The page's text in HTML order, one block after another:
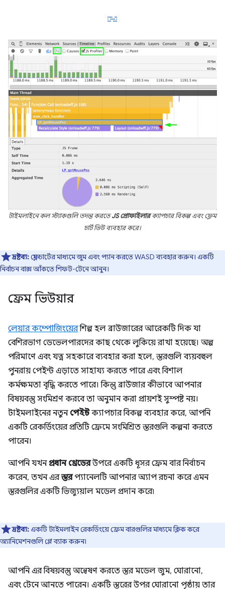
টাইমলাইনে কল স্ট্যাকগুলি তদন্ত করতেJS প্রোফাইলারক্যাপচার বিকল্প এবং ফ্লেম
চার্ট ভিউ ব্যবহার করে।
দ্রষ্টব্য:ফ্লেম চার্টের মাধ্যমে জুম এবং প্যান করতে WASD ব্যবহার করুন। একটি
নির্বাচন বাক্স আঁকতে শিফট-টেনে আনুন।
ফ্রেম ভিউয়ার
লেয়ার কম্পোজিংয়েরশিল্প হল ব্রাউজারের আরেকটি দিক যা
বেশিরভাগ ডেভেলপারদের কাছ থেকে লুকিয়ে রাখা হয়েছে। অল্প
পরিমাণে এবং যত্ন সহকারে ব্যবহার করা হলে, স্তরগুলি ব্যয়বহুল
পুনরায় পেইন্ট এড়াতে সাহায্য করতে পারে এবং বিশাল
কর্মক্ষমতা বৃদ্ধি করতে পারে। কিন্তু ব্রাউজার কীভাবে আপনার
বিষয়বস্তু সংমিশ্রণ করবে তা অনুমান করা প্রায়শই সুস্পষ্ট নয়।
টাইমলাইনের নতুন পেইন্টক্যাপচার বিকল্প ব্যবহার করে, আপনি
একটি রেকর্ডিংয়ের প্রতিটি ফ্রেমে সংমিশ্রিত স্তরগুলি কল্পনা করতে
পারেন।
আপনি যখনপ্রধান থ্রেডেরউপরে একটি ধূসর ফ্রেম বার নির্বাচন
করেন, তখন এরস্তরপ্যানেলটি আপনার অ্যাপ রচনা করে এমন
স্তরগুলির একটি ভিজ্যুয়াল মডেল প্রদান করে৷
দ্রষ্টব্য:একটি টাইমলাইন রেকর্ডিংয়ে ফ্রেম বারগুলির মাধ্যমে ক্লিক করে
অ্যানিমেশনগুলি প্লে ব্যাক করুন৷
আপনি এর বিষয়বস্তু অন্বেষণ করতে স্তর মডেল জুম, ঘোরানো,
এবং টেনে আনতে পারেন। একটি স্তরের উপর ঘোরানো পৃষ্ঠায় তার